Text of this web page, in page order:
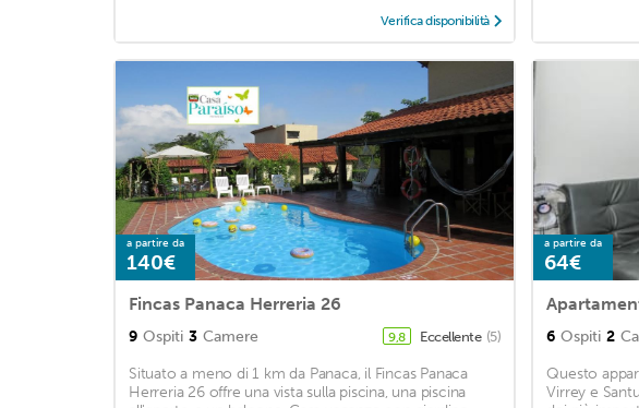
Verifica disponibilità
a partire da
140€
Fincas Panaca Herreria 26
9 Ospiti 3 Camere 9,8 Eccellente (5)
Situato a meno di 1 km da Panaca, il Fincas Panaca
Herreria 26 offre una vista sulla piscina, una piscina
a partire da
64€
6 Ospiti 2
Questo
Virrey e